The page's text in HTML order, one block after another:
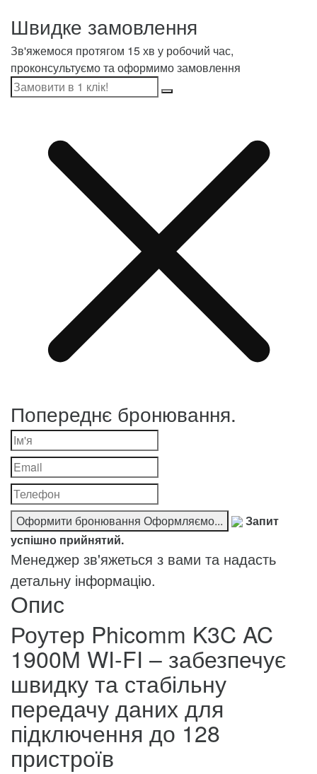
Швидке замовлення
Зв'яжемося протягом 15 хв у робочий час,
проконсультуємо та оформимо замовлення
Попереднє бронювання.
Оформити бронювання Оформляємо...
Запит
успішно прийнятий.
Менеджер зв'яжеться з вами та надасть
детальну інформацію.
Опис
Роутер Phicomm K3C AC
1900M WI-FI – забезпечує
швидку та стабільну
передачу даних для
підключення до 128
пристроїв